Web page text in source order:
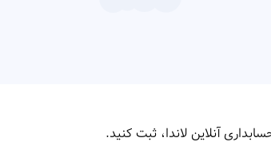
آنلاین لاندا، ثبت کنید.